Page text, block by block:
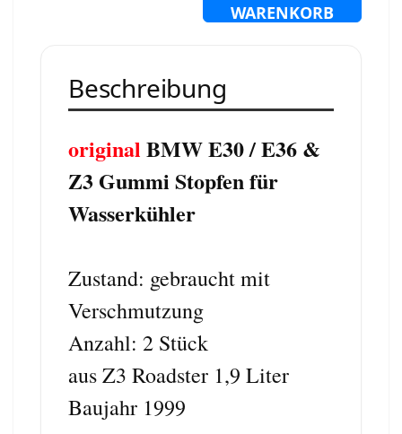
WARENKORB
Beschreibung
original BMW E30 / E36 &
Z3 Gummi Stopfen für
Wasserkühler
Zustand: gebraucht mit
Verschmutzung
Anzahl: 2 Stück
aus Z3 Roadster 1,9 Liter
Baujahr 1999